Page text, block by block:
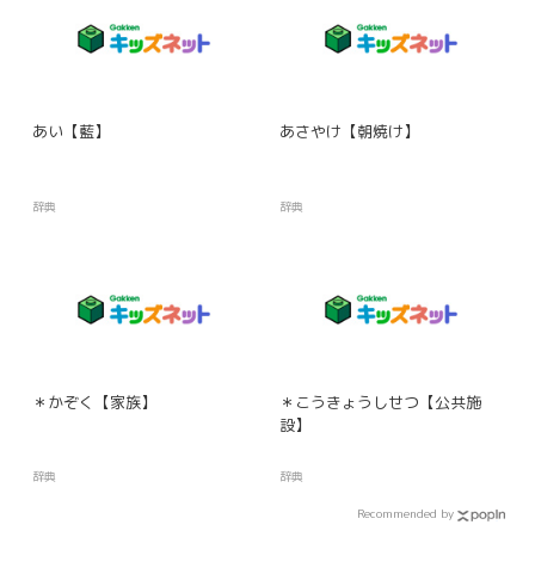
あい【藍】
辞典
あさやけ【朝焼け】
辞典
＊かぞく【家族】
辞典
＊こうきょうしせつ【公共施
設】
辞典
Recommended by